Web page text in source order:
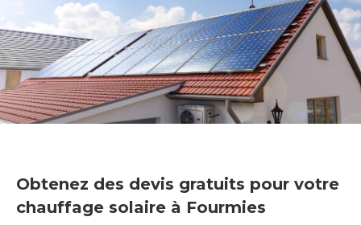
Obtenez des devis gratuits pour votre
chauffage solaire à Fourmies